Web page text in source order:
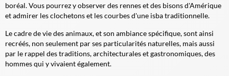
boréal. Vous pourrez y observer des rennes et des bisons d'Amérique
et admirer les clochetons et les courbes d'une isba traditionnelle.
Le cadre de vie des animaux, et son ambiance spécifique, sont ainsi
recréés, non seulement par ses particularités naturelles, mais aussi
par le rappel des traditions, architecturales et gastronomiques, des
hommes qui y vivaient également.